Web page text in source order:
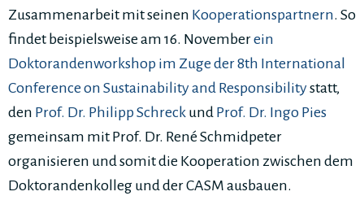
Zusammenarbeit mit seinen Kooperationspartnern. So
findet beispielsweise am 16. Novemberein
Doktorandenworkshop im Zuge der 8th International
Conference on Sustainability and Responsibilitystatt,
den Prof. Dr. Philipp Schreck und Prof. Dr. Ingo Pies
gemeinsam mit Prof. Dr. René Schmidpeter
organisieren und somit die Kooperation zwischen dem
Doktorandenkolleg und der CASM ausbauen.